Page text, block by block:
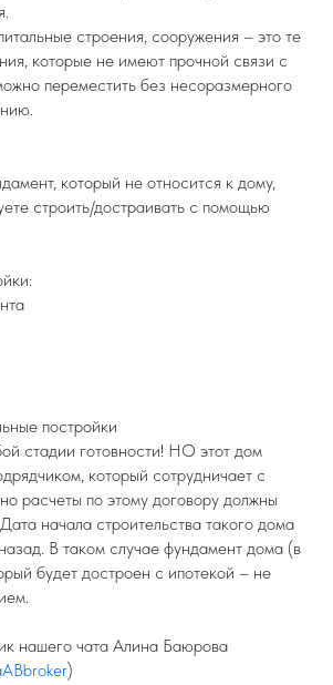
строения, сооружения – это те
которые не имеют прочной связи с
переместить без несоразмерного
который не относится к дому,
строить/достраивать с помощью
постройки
стадии готовности! НО этот дом
который сотрудничает с
расчеты по этому договору должны
начала строительства такого дома
В таком случае фундамент дома (в
будет достроен с ипотекой – не
нашего чата Алина Баюрова
)